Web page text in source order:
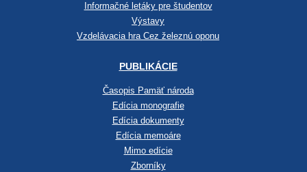
Informačné letáky pre študentov
Výstavy
Vzdelávacia hra Cez železnú oponu
PUBLIKÁCIE
Časopis Pamäť národa
Edícia monografie
Edícia dokumenty
Edícia memoáre
Mimo edície
Zborníky